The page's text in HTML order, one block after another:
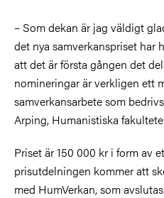
– Som dekan är jag väldigt
det nya samverkanspriset har
att det är första gången det
nomineringar är verkligen ett
samverkansarbete som
Arping, Humanistiska
Priset är 150 000 kr i form av
prisutdelningen kommer att
med HumVerkan, som